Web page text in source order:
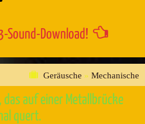
Sound-Download!
Geräusche » Mechanische
auf einer Metallbrücke
quert.